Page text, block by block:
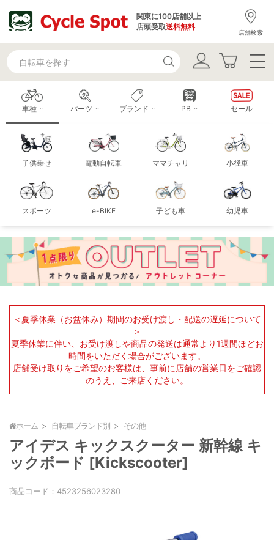
関東に100店舗以上
店頭受取送料無料
店舗検索
車種
子供乗せ 電動自転車 ママチャリ 小径車
スポーツ e-BIKE 子ども車 幼児車
パーツ ブランド PB セール
＜夏季休業（お盆休み）期間のお受け渡し・配送の遅延について
＞
夏季休業に伴い、お受け渡しや商品の発送は通常より1週間ほどお
時間をいただく場合がございます。
店舗受け取りをご希望のお客様は、事前に店舗の営業日をご確認
のうえ、ご来店ください。
ホーム 自転車ブランド別 その他
アイデス キックスクーター 新幹線 キ
ックボード [Kickscooter]
商品コード： 4523256023280